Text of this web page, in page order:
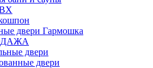
двери Гармошка
двери
двери